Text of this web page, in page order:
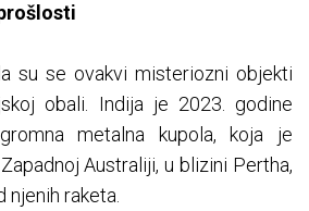
su se ovakvi misteriozni objekti
obali. Indija je 2023. godine
metalna kupola, koja je
Australiji, u blizini Pertha,
njenih raketa.